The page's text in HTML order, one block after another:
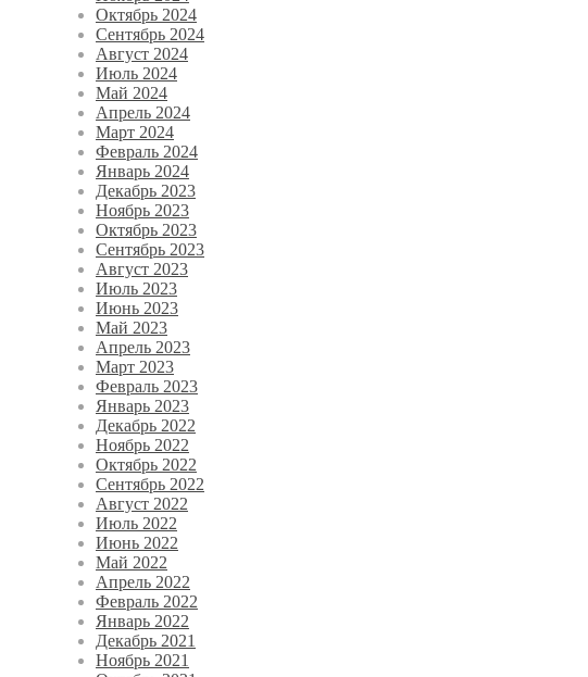
Октябрь 2024
Сентябрь 2024
Август 2024
Июль 2024
Май 2024
Апрель 2024
Март 2024
Февраль 2024
Январь 2024
Декабрь 2023
Ноябрь 2023
Октябрь 2023
Сентябрь 2023
Август 2023
Июль 2023
Июнь 2023
Май 2023
Апрель 2023
Март 2023
Февраль 2023
Январь 2023
Декабрь 2022
Ноябрь 2022
Октябрь 2022
Сентябрь 2022
Август 2022
Июль 2022
Июнь 2022
Май 2022
Апрель 2022
Февраль 2022
Январь 2022
Декабрь 2021
Ноябрь 2021